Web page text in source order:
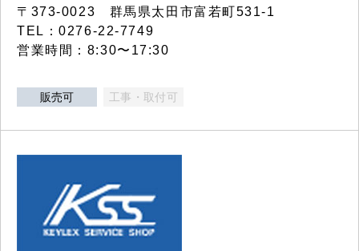
〒373-0023 群馬県太田市富若町531-1
TEL：0276-22-7749
営業時間：8:30〜17:30
販売可 工事・取付可